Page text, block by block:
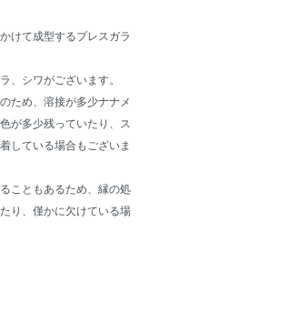
けて成型するプレスガラ
、シワがございます。
ため、溶接が多少ナナメ
が多少残っていたり、ス
している場合もございま
こともあるため、縁の処
り、僅かに欠けている場